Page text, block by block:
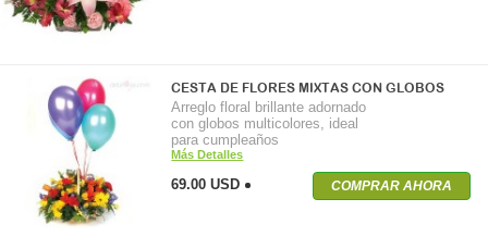
CESTA DE FLORES MIXTAS CON GLOBOS
Arreglo floral brillante adornado
con globos multicolores, ideal
para cumpleaños
Más Detalles
69.00 USD COMPRAR AHORA